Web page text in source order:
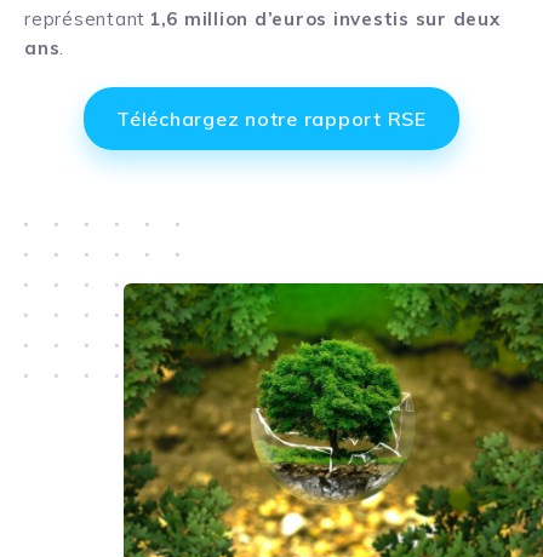
représentant 1,6 million d’euros investis sur deux
ans.
Téléchargez notre rapport RSE